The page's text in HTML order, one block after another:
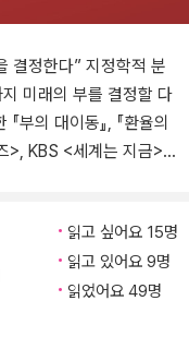
미래의 부를 결정할 다
KBS <세계는 지금>,
존의 공식이 통하지 않고.
을 때 거시경제 전문가
포트폴리오를 재편하고,
러 오건영이 제시하는
읽고 싶어요 15명
읽고 있어요 9명
읽었어요 49명